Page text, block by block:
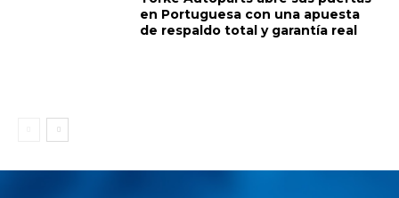
en Portuguesa con una apuesta
de respaldo total y garantía real